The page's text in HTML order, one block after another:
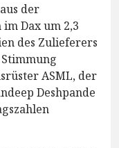
der
Dax um 2,3
des Zulieferers
ASML, der
Deshpande